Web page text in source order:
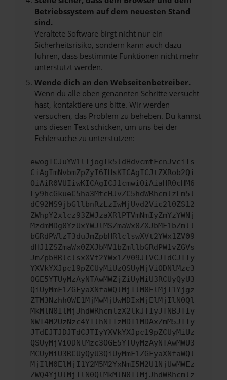
Betriebssystem auf dem neuesten Stand
sind.
Veraltete Software birgt nicht nur ein
Sicherheitsrisiko, sondern kann auch dazu
führen, dass bestimmte Funktionen nicht mehr
unterstützt werden.
Wende dich an den Webseitenbetreiber.
Wenn du alle oben genannten Schritte versucht
hast, kontaktiere uns bitte. Wir werden
versuchen, das Problem zu beheben. Du kannst
uns diesen Text schicken, um uns bei der
Fehlersuche zu unterstützen:
ewogICJuYW1lIjogIk5ldHdvcmtFcnJvciIs
CiAgImNvbmZpZyI6IHsKICAgICJtZXRob2Qi
OiAiR0VUIiwKICAgICJ1cmwiOiAiaHR0cHM6
Ly9hcGkueC5ha3MtcHJvZC5hdWRhcmlzLm5l
dC92MS9jbGllbnRzLzIwMjUvd2Vic2l0ZS12
ZWhpY2xlcz93ZWJzaXRlPTVmNmIyZmYzYWNj
MzdmMDg0YzUxYWJlMSZmaWx0ZXJbMF1bZmll
bGRdPWlzT3duJmZpbHRlclswXVt2YWx1ZV09
dHJ1ZSZmaWx0ZXJbMV1bZmllbGRdPW1vZGVs
JmZpbHRlclsxXVt2YWx1ZV09JTVCJTdCJTIy
YXVkYXJpc19pZCUyMiUzQSUyMjViODNlMzc3
OGE5YTUyMzAyNTAwMWZjZiUyMiU3RCUyQyU3
QiUyMmF1ZGFyaXNfaWQlMjIlM0ElMjI1Yjgz
ZTM3NzhhOWE1MjMwMjUwMDIxMjElMjIlN0Ql
MkMlN0IlMjJhdWRhcmlzX2lkJTIyJTNBJTIy
NWI4M2UzNzc4YTlhNTIzMDI1MDAxZmM5JTIy
JTdEJTJDJTdCJTIyYXVkYXJpc19pZCUyMiUz
QSUyMjViODNlMzc3OGE5YTUyMzAyNTAwMWU3
MCUyMiU3RCUyQyU3QiUyMmF1ZGFyaXNfaWQl
MjIlM0ElMjI1Y2M5M2YxNmI5M2U1NjUwMWEz
ZWQ4YjUlMjIlN0QlMkMlN0IlMjJhdWRhcmlz